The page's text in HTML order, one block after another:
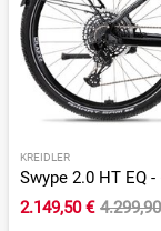
KREIDLER
Swype 2.0 HT EQ
2.149,50 €